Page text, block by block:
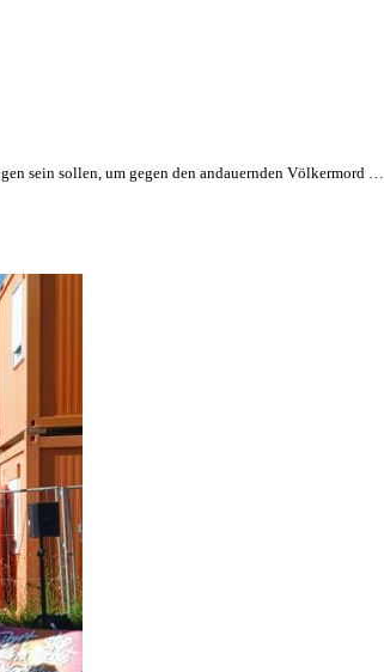
sein sollen, um gegen den andauernden Völkermord …